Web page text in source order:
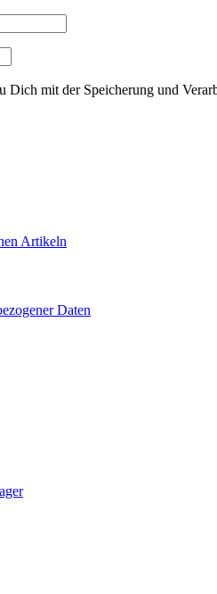
Dich mit der Speicherung und
Daten